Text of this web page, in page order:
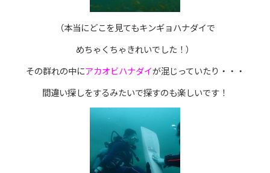
（本当にどこを見てもキンギョハナダイで
めちゃくちゃきれいでした！）
その群れの中にアカオビハナダイが混じっていたり・・・
間違い探しをするみたいで探すのも楽しいです！